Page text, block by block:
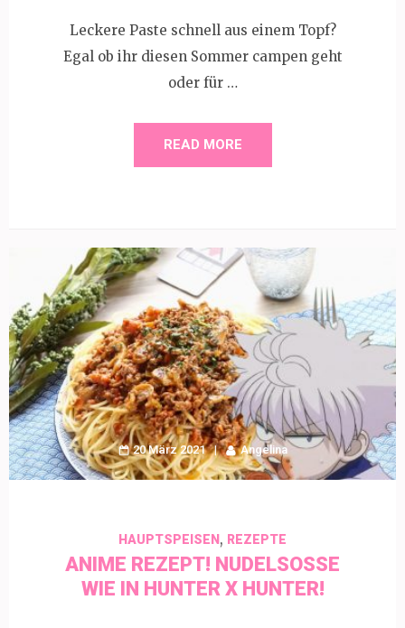
Leckere Paste schnell aus einem Topf?
Egal ob ihr diesen Sommer campen geht
oder für …
READ MORE
20 März 2021 Angelina
HAUPTSPEISEN, REZEPTE
ANIME REZEPT! NUDELSOSSE W
IE IN HUNTER X HUNTER!